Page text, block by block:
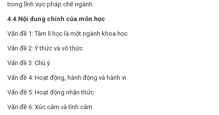
trong lĩnh vực pháp chế ngành.
4.4.Nội dung chính của môn học
Vấn đề 1: Tâm lí học là một ngành khoa học
Vấn đề 2: Ý thức và vô thức
Vấn đề 3: Chú ý
Vấn đề 4: Hoạt động, hành động và hành vi
Vấn đề 5: Hoạt động nhận thức
Vấn đề 6: Xúc cảm và tình cảm